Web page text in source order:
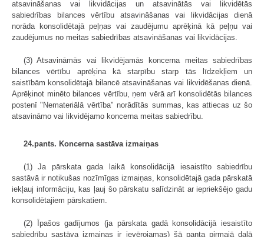
atsavināšanas vai likvidācijas un atsavinātās vai likvidētās
sabiedrības bilances vērtību atsavināšanas vai likvidācijas dienā
norāda konsolidētajā peļņas vai zaudējumu aprēķinā kā peļņu vai
zaudējumus no meitas sabiedrības atsavināšanas vai likvidācijas.
(3) Atsavināmās vai likvidējamās koncerna meitas sabiedrības
bilances vērtību aprēķina kā starpību starp tās līdzekļiem un
saistībām konsolidētajā bilancē atsavināšanas vai likvidēšanas dienā.
Aprēķinot minēto bilances vērtību, ņem vērā arī konsolidētās bilances
postenī "Nemateriālā vērtība" norādītās summas, kas attiecas uz šo
atsavināmo vai likvidējamo koncerna meitas sabiedrību.
24.pants. Koncerna sastāva izmaiņas
(1) Ja pārskata gada laikā konsolidācijā iesaistīto sabiedrību
sastāvā ir notikušas nozīmīgas izmaiņas, konsolidētajā gada pārskatā
iekļauj informāciju, kas ļauj šo pārskatu salīdzināt ar iepriekšējo gadu
konsolidētajiem pārskatiem.
(2) Īpašos gadījumos (ja pārskata gadā konsolidācijā iesaistīto
sabiedrību sastāva izmaiņas ir ievērojamas) šā panta pirmajā daļā